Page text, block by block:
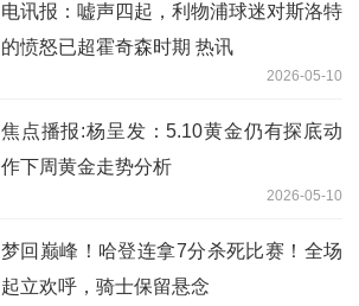
电讯报：嘘声四起，利物浦球迷对斯洛特
的愤怒已超霍奇森时期 热讯
2026-05-10
焦点播报:杨呈发：5.10黄金仍有探底动
作下周黄金走势分析
2026-05-10
梦回巅峰！哈登连拿7分杀死比赛！全场
起立欢呼，骑士保留悬念